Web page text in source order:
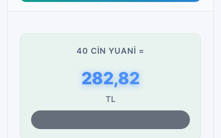
40 CIN YUANI =
282,82
TL